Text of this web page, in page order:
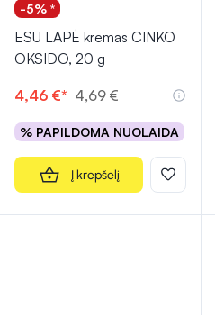
-5% *
ESU LAPĖ kremas CINKO
OKSIDO, 20 g
4,46 €* 4,69 €
% PAPILDOMA NUOLAIDA
Į krepšelį